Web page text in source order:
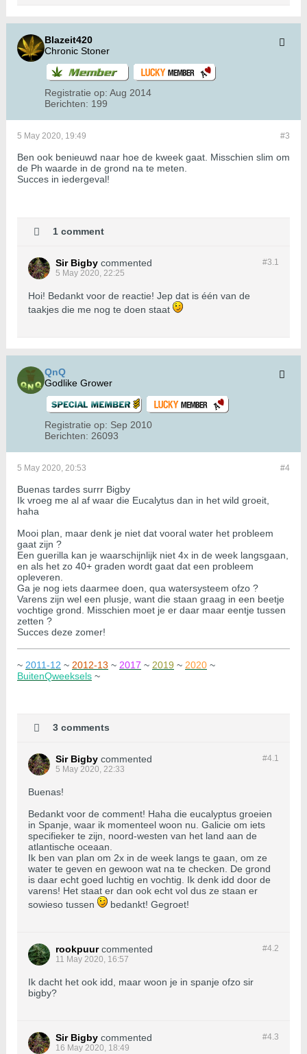
Blazeit420
Chronic Stoner
Registratie op: Aug 2014
Berichten: 199
#3
5 May 2020, 19:49
Ben ook benieuwd naar hoe de kweek gaat. Misschien slim om
de Ph waarde in de grond na te meten.
Succes in iedergeval!
1 comment
#3.1
Sir Bigby commented
5 May 2020, 22:25
Hoi! Bedankt voor de reactie! Jep dat is één van de
taakjes die me nog te doen staat
QnQ
Godlike Grower
Registratie op: Sep 2010
Berichten: 26093
#4
5 May 2020, 20:53
Buenas tardes surrr Bigby
Ik vroeg me al af waar die Eucalytus dan in het wild groeit,
haha
Mooi plan, maar denk je niet dat vooral water het probleem
gaat zijn ?
Een guerilla kan je waarschijnlijk niet 4x in de week langsgaan,
en als het zo 40+ graden wordt gaat dat een probleem
opleveren.
Ga je nog iets daarmee doen, qua watersysteem ofzo ?
Varens zijn wel een plusje, want die staan graag in een beetje
vochtige grond. Misschien moet je er daar maar eentje tussen
zetten ?
Succes deze zomer!
~ 2011-12 ~ 2012-13 ~ 2017 ~ 2019 ~ 2020 ~
BuitenQweeksels ~
3 comments
#4.1
Sir Bigby commented
5 May 2020, 22:33
Buenas!
Bedankt voor de comment! Haha die eucalyptus groeien
in Spanje, waar ik momenteel woon nu. Galicie om iets
specifieker te zijn, noord-westen van het land aan de
atlantische oceaan.
Ik ben van plan om 2x in de week langs te gaan, om ze
water te geven en gewoon wat na te checken. De grond
is daar echt goed luchtig en vochtig. Ik denk idd door de
varens! Het staat er dan ook echt vol dus ze staan er
sowieso tussen
bedankt! Gegroet!
#4.2
rookpuur commented
11 May 2020, 16:57
Ik dacht het ook idd, maar woon je in spanje ofzo sir
bigby?
#4.3
Sir Bigby commented
16 May 2020, 18:49